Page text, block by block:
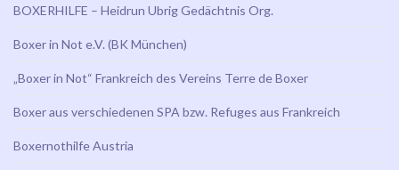
BOXERHILFE – Heidrun Ubrig Gedächtnis Org.
Boxer in Not e.V. (BK München)
„Boxer in Not“ Frankreich des Vereins Terre de Boxer
Boxer aus verschiedenen SPA bzw. Refuges aus Frankreich
Boxernothilfe Austria